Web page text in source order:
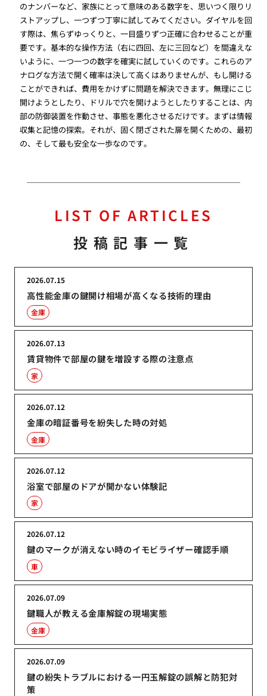
のナンバーなど、家族にとって意味のある数字を、思いつく限りリ
ストアップし、一つずつ丁寧に試してみてください。ダイヤルを回
す際は、焦らずゆっくりと、一目盛りずつ正確に合わせることが重
要です。基本的な操作方法（右に四回、左に三回など）を間違えな
いように、一つ一つの数字を確実に試していくのです。これらのア
ナログな方法で開く確率は決して高くはありませんが、もし開ける
ことができれば、費用をかけずに問題を解決できます。無理にこじ
開けようとしたり、ドリルで穴を開けようとしたりすることは、内
部の防御装置を作動させ、事態を悪化させるだけです。まずは情報
収集と記憶の探索。それが、固く閉ざされた扉を開くための、最初
の、そして最も安全な一歩なのです。
LIST OF ARTICLES
投稿記事一覧
高性能金庫の鍵開け相場が高くなる技術的理由
2026.07.15
金庫
賃貸物件で部屋の鍵を増設する際の注意点
2026.07.13
家
金庫の暗証番号を紛失した時の対処
2026.07.12
金庫
浴室で部屋のドアが開かない体験記
2026.07.12
家
鍵のマークが消えない時のイモビライザー確認手順
2026.07.12
車
鍵職人が教える金庫解錠の現場実態
2026.07.09
金庫
鍵の紛失トラブルにおける一円玉解錠の誤解と防犯対
策
2026.07.09